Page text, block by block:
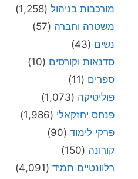
מורכבות בניהול (1,258)
משטרה וחברה (57)
נשים (43)
סדנאות וקורסים (10)
ספרים (11)
פוליטיקה (1,073)
פנחס יחזקאלי (1,986)
פרקי לימוד (90)
קורונה (150)
רלוונטיים תמיד (4,091)